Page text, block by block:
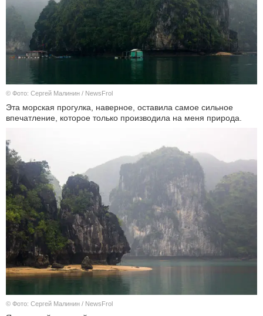
© Фото: Сергей Малинин / NewsFrol
Эта морская прогулка, наверное, оставила самое сильное
впечатление, которое только производила на меня природа.
© Фото: Сергей Малинин / NewsFrol